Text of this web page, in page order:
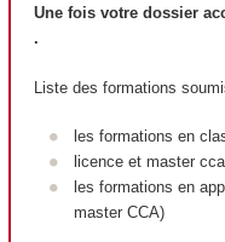
Une fois votre dossier
.
Liste des formations
les formations en
licence et master cca
les formations en
master CCA)